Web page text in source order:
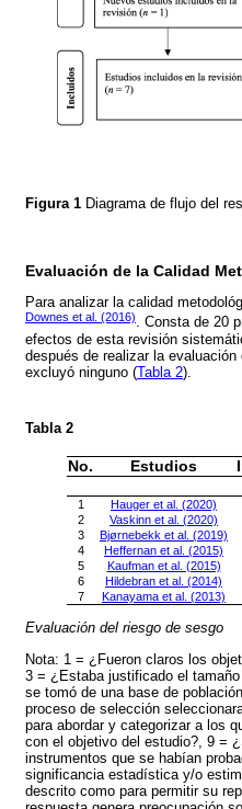
Figura 1 Diagrama de flujo del
Evaluación de la Calidad
Para analizar la calidad
Downes et al. (2016). Consta de 20
efectos de esta revisión
después de realizar la
excluyó ninguno (Tabla 2).
Tabla 2
No. Estudios
1 Hauger et al. (2020)
2
Vaskinn et al. (2020)
3
Bjørnebekk et al. (2019)
4
Heffernan et al. (2015)
5
Kaufman et al. (2015)
6
Hildebran et al. (2014)
7
Kanayama et al. (2013)
Evaluación del riesgo de sesgo
Nota: 1 = ¿Fueron claros los
3 = ¿Estaba justificado el
se tomó de una base de
proceso de selección
para abordar y categorizar a los
con el objetivo del estudio?, 9 =
instrumentos que se habían
significancia estadística y/o
descrito como para permitir su